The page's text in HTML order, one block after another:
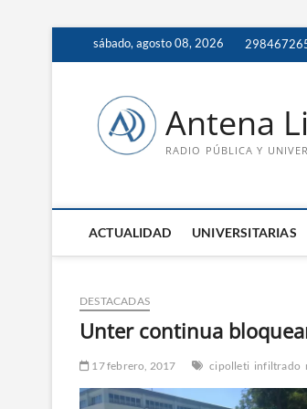
sábado, agosto 08, 2026
Antena
RADIO PÚBLICA Y
ACTUALIDAD UNIVERSITARIAS
DESTACADAS
Unter continua
17 febrero, 2017 cipolleti infiltrado